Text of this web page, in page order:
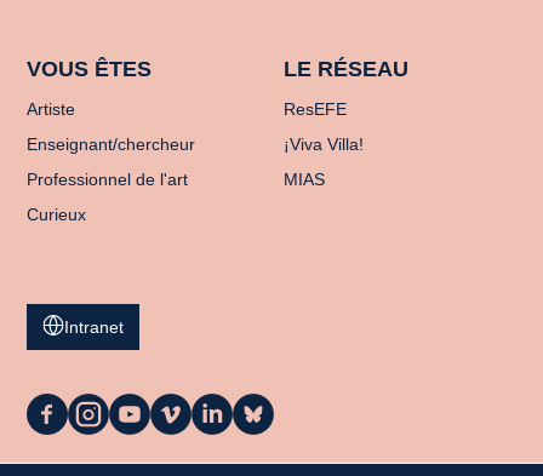
VOUS ÊTES
Artiste
Enseignant/chercheur
Professionnel de l'art
Curieux
LE RÉSEAU
ResEFE
¡Viva Villa!
MIAS
Intranet
La
sur
La
sur
La
sur
La
sur
La
sur
La
sur